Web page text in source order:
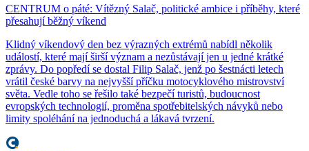
CENTRUM o páté: Vítězný Salač, politické ambice i příběhy, které
přesahují běžný víkend
Klidný víkendový den bez výrazných extrémů nabídl několik
událostí, které mají širší význam a nezůstávají jen u jedné krátké
zprávy. Do popředí se dostal Filip Salač, jenž po šestnácti letech
vrátil české barvy na nejvyšší příčku motocyklového mistrovství
světa. Vedle toho se řešilo také bezpečí turistů, budoucnost
evropských technologií, proměna spotřebitelských návyků nebo
limity spoléhání na jednoduchá a lákavá tvrzení.